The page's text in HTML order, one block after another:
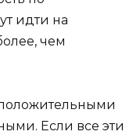
идти на
чем
Если все эти